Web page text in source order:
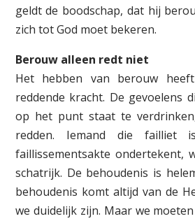
geldt de boodschap, dat hij
zich tot God moet bekeren.
Berouw alleen redt niet
Het hebben van berouw
reddende kracht. De gevoelens
op het punt staat te
redden. Iemand die failliet
faillissementsakte ondertekent,
schatrijk. De behoudenis is
behoudenis komt altijd van de
we duidelijk zijn. Maar we